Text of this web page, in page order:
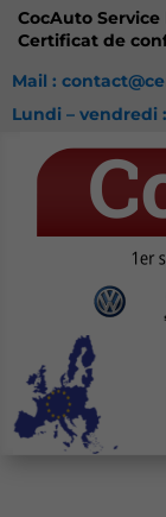
CocAuto
Certificat de
Mail :
Lundi – vendredi :